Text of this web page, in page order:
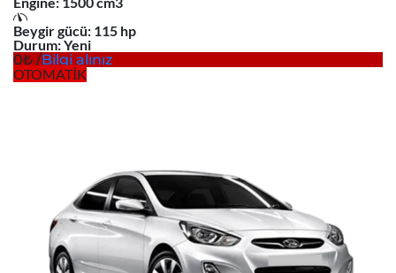
Beygir gücü: 115 hp
Durum:Yeni
0
/Bilgi alınız
OTOMATİK